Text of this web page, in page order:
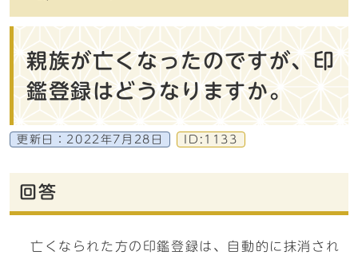
親族が亡くなったのですが、印
鑑登録はどうなりますか。
更新日： 2022年7月28日 ID:1133
回答
亡くなられた方の印鑑登録は、自動的に抹消され